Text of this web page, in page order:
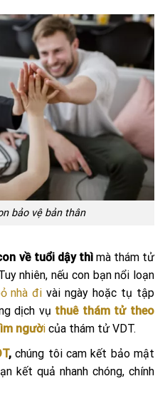
bảo vệ bản thân
về tuổi dậy thìmà thám tử
nhiên, nếu con bạn nổi loạn
nhà đi vài ngày hoặc tụ tập
dịch vụ thuê thám tử theo
người của thám tử VDT.
, chúng tôi cam kết bảo mật
kết quả nhanh chóng, chính